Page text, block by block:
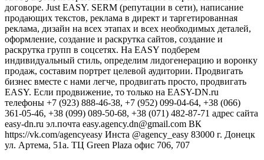
договоре. Just EASY. SERM (репутации в сети), написание
продающих текстов, реклама в директ и таргетированная
реклама, дизайн на всех этапах и всех необходимых деталей,
оформление, создание и раскрутка сайтов, создание и
раскрутка групп в соцсетях. На EASY подберем
индивидуальный стиль, определим лидогенерацию и воронку
продаж, составим портрет целевой аудитории. Продвигать
бизнес вместе с нами легче, продвигать просто, продвигать
EASY. Если продвижение, то только на EASY-DN.ru
телефоны +7 (923) 888-46-38, +7 (952) 099-04-64, +38 (066)
361-05-46, +38 (099) 089-50-68, +38 (071) 482-87-71 адрес сайта
easy-dn.ru эл.почта easy.agency.dn@gmail.com ВК
https://vk.com/agencyeasy Инста @agency_easy 83000 г. Донецк
ул. Артема, 51а. ТЦ Green Plaza офис 706, 707